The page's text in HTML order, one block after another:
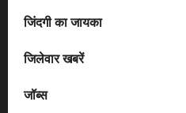
जिंदगी का जायका
जिलेवार खबरें
जॉब्स